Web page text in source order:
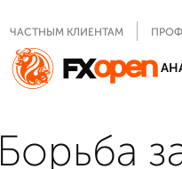
ЧАСТНЫМ КЛИЕНТАМ
Борьба